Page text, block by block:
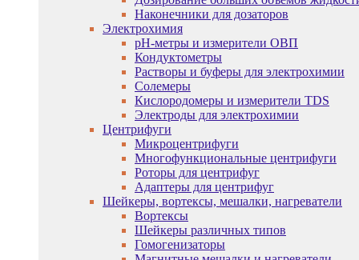
Наконечники для дозаторов
Электрохимия
pH-метры и измерители ОВП
Кондуктометры
Растворы и буферы для электрохимии
Солемеры
Кислородомеры и измерители TDS
Электроды для электрохимии
Центрифуги
Микроцентрифуги
Многофункциональные центрифуги
Роторы для центрифуг
Адаптеры для центрифуг
Шейкеры, вортексы, мешалки, нагреватели
Вортексы
Шейкеры различных типов
Гомогенизаторы